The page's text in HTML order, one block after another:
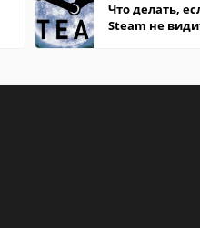
Что делать,
Steam не